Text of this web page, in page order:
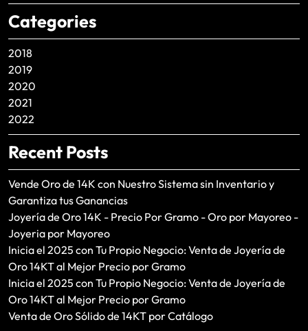
Categories
2018
2019
2020
2021
2022
Recent Posts
Vende Oro de 14K con Nuestro Sistema sin Inventario y
Garantiza tus Ganancias
Joyería de Oro 14K - Precio Por Gramo - Oro por Mayoreo -
Joyeria por Mayoreo
Inicia el 2025 con Tu Propio Negocio: Venta de Joyería de
Oro 14KT al Mejor Precio por Gramo
Inicia el 2025 con Tu Propio Negocio: Venta de Joyería de
Oro 14KT al Mejor Precio por Gramo
Venta de Oro Sólido de 14KT por Catálogo